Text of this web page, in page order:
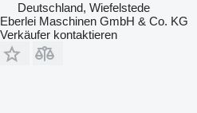
Deutschland, Wiefelstede
Eberlei Maschinen GmbH & Co. KG
Verkäufer kontaktieren